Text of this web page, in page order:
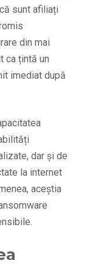
sunt afiliați
din mai
ca țintă un
imediat după
dar și de
la internet
aceștia